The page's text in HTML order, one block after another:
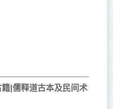
|儒释道古本及民间术